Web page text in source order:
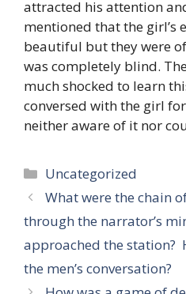
attracted his attention
mentioned that the girl’s
beautiful but they were
was completely blind.
much shocked to learn
conversed with the girl
neither aware of it nor
Categories
Uncategorized
What were the chain
through the narrator’s
approached the station?
the men’s conversation?